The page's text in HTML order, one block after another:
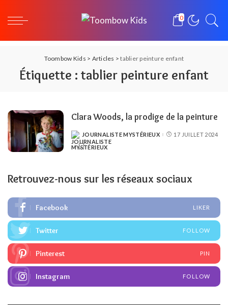
0
Toombow Kids > Articles >tablier peinture enfant
Étiquette : tablier peinture enfant
Clara Woods, la prodige de la peinture
POSTED
BY
JOURNALISTE MYSTÉRIEUX 17 JUILLET 2024
Retrouvez-nous sur les réseaux sociaux
Facebook LIKER
Twitter FOLLOW
Pinterest PIN
Instagram FOLLOW